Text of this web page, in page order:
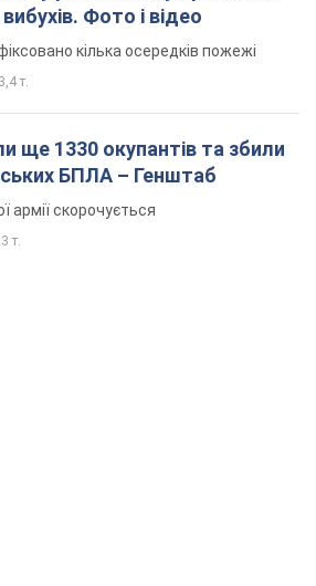
Фото і відео
кілька осередків пожежі
3,4 т.
ще 1330 окупантів та збили
БПЛА – Генштаб
армії скорочується
т.